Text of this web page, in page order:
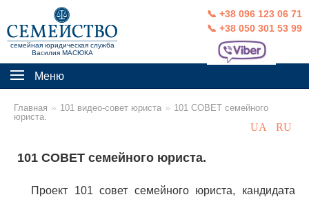
семейная юридическая служба
Василия МАСЮКА
📞 +38 096 123 06 71
📞 +38 050 301 53 99
Меню
Главная » 101 видео-совет юриста » 101 СОВЕТ семейного
юриста.
UA RU
101 СОВЕТ семейного юриста.
Проект 101 совет семейного юриста, кандидата